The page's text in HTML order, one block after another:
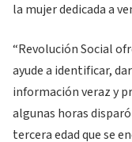
la mujer dedicada a
“Revolución Social
ayude a identificar,
información veraz y
algunas horas
tercera edad que se